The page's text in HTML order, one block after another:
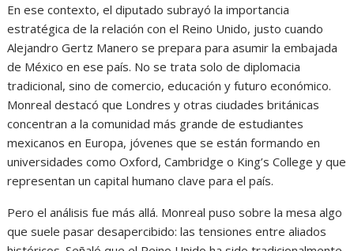
En ese contexto, el diputado subrayó la importancia
estratégica de la relación con el Reino Unido, justo cuando
Alejandro Gertz Manero se prepara para asumir la embajada
de México en ese país. No se trata solo de diplomacia
tradicional, sino de comercio, educación y futuro económico.
Monreal destacó que Londres y otras ciudades británicas
concentran a la comunidad más grande de estudiantes
mexicanos en Europa, jóvenes que se están formando en
universidades como Oxford, Cambridge o King’s College y que
representan un capital humano clave para el país.
Pero el análisis fue más allá. Monreal puso sobre la mesa algo
que suele pasar desapercibido: las tensiones entre aliados